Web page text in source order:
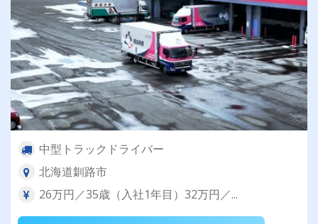
中型トラックドライバー
北海道釧路市
26万円／35歳（入社1年目）32万円／...